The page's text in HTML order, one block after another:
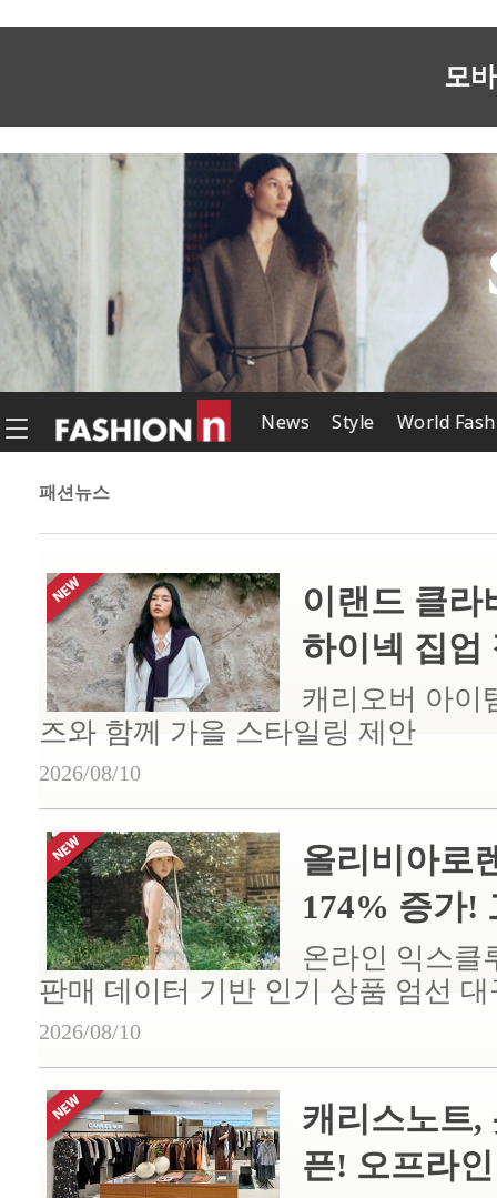
모
News Style World
패션뉴스
이랜드 클라
하이넥 집업
캐리오버 아이
즈와 함께 가을 스타일링 제안
2026/08/10
올리비아로
174% 증가!
온라인 익스클
판매 데이터 기반 인기 상품 엄선
2026/08/10
캐리스노트,
픈! 오프라